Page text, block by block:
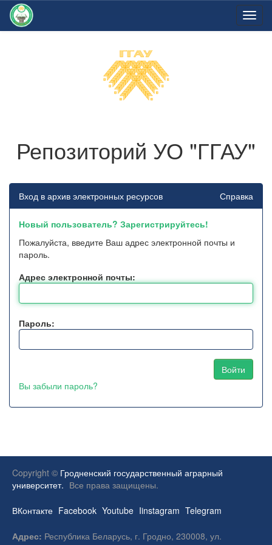
Репозиторий УО "ГГАУ"
Вход в архив электронных ресурсов Справка
Новый пользователь? Зарегистрируйтесь!
Пожалуйста, введите Ваш адрес электронной почты и
пароль.
Адрес электронной почты:
Пароль:
Вы забыли пароль?
Copyright © Гродненский государственный аграрный
университет. Все права защищены.
ВКонтакте Facebook Youtube Iinstagram Telegram
Адрес: Республика Беларусь, г. Гродно, 230008, ул.